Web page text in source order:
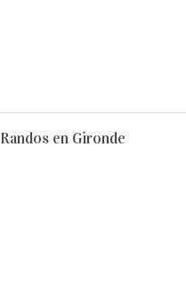
Randos en Gironde